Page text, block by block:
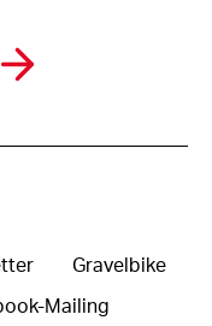
Gravelbike
Mailing